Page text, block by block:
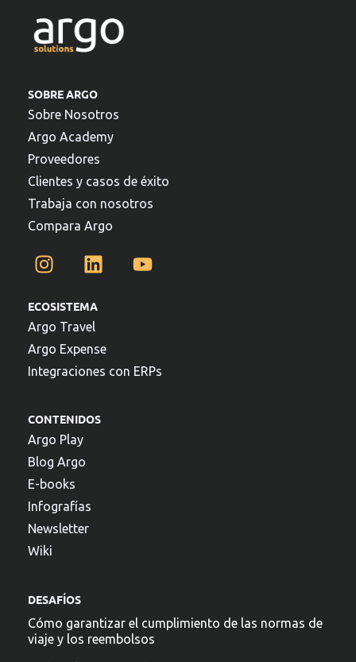
SOBRE ARGO
Sobre Nosotros
Argo Academy
Proveedores
Clientes y casos de éxito
Trabaja con nosotros
Compara Argo
ECOSISTEMA
Argo Travel
Argo Expense
Integraciones con ERPs
CONTENIDOS
Argo Play
Blog Argo
E-books
Infografías
Newsletter
Wiki
DESAFÍOS
Cómo garantizar el cumplimiento de las normas de
viaje y los reembolsos